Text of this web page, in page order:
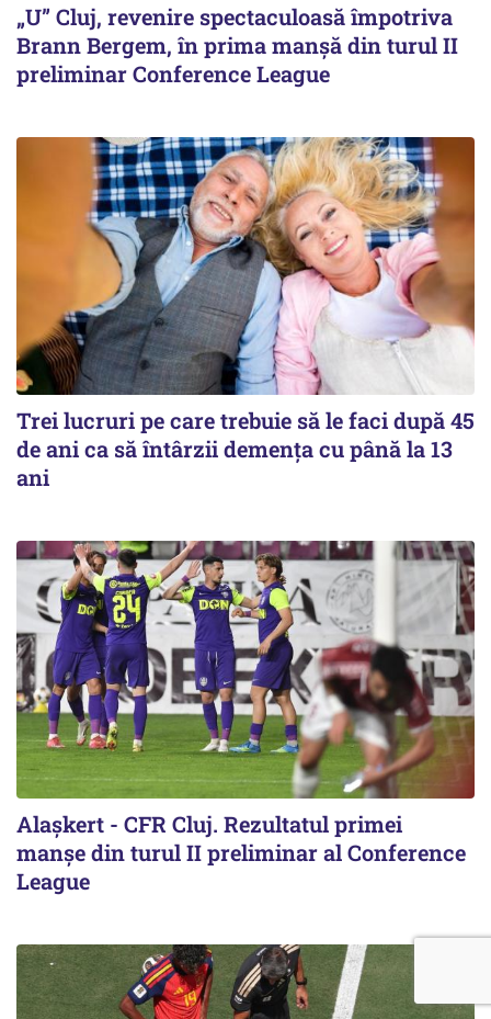
„U” Cluj, revenire spectaculoasă împotriva
Brann Bergem, în prima manșă din turul II
preliminar Conference League
Trei lucruri pe care trebuie să le faci după 45
de ani ca să întârzii demența cu până la 13
ani
Alaşkert - CFR Cluj. Rezultatul primei
manșe din turul II preliminar al Conference
League